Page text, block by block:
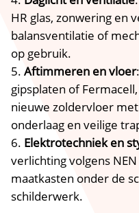
HR glas, zonwering en
balansventilatie of
op gebruik.​
Aftimmeren en vloer
gipsplaten of
nieuwe zoldervloer
onderlaag en veilige
Elektrotechniek en
verlichting volgens
maatkasten onder de
schilderwerk.​